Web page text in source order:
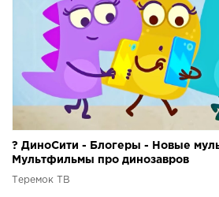
? ДиноСити - Блогеры - Новые
Мультфильмы про динозавров
Теремок ТВ